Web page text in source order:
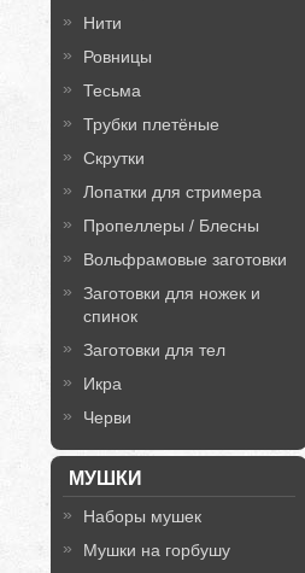
Нити
Ровницы
Тесьма
Трубки плетёные
Скрутки
Лопатки для стримера
Пропеллеры / Блесны
Вольфрамовые заготовки
Заготовки для ножек и
спинок
Заготовки для тел
Икра
Черви
МУШКИ
Наборы мушек
Мушки на горбушу